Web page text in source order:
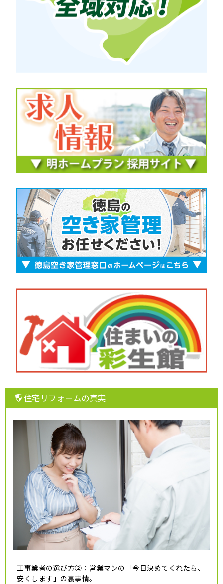
住宅リフォームの真実
工事業者の選び方②：営業マンの「今日決めてくれたら、
安くします」の裏事情。